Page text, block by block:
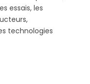
essais, les
technologies